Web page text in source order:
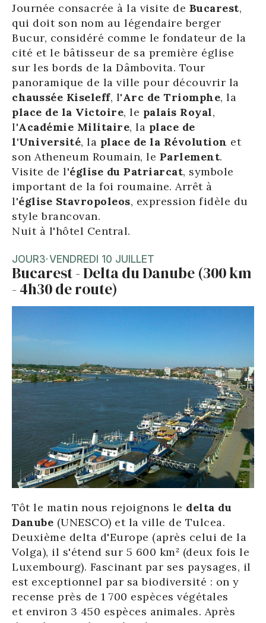
Journée consacrée à la visite de Bucarest,
qui doit son nom au légendaire berger
Bucur, considéré comme le fondateur de la
cité et le bâtisseur de sa première église
sur les bords de la Dâmbovita. Tour
panoramique de la ville pour découvrir la
chaussée Kiseleff, l'Arc de Triomphe, la
place de la Victoire, le palais Royal,
l'Académie Militaire, la place de
l'Université, la place de la Révolution et
son Atheneum Roumain, le Parlement.
Visite de l'église du Patriarcat, symbole
important de la foi roumaine. Arrêt à
l'église Stavropoleos, expression fidèle du
style brancovan.
Nuit à l'hôtel Central.
JOUR3·VENDREDI 10 JUILLET
Bucarest - Delta du Danube (300 km
- 4h30 de route)
Tôt le matin nous rejoignons le delta du
Danube (UNESCO) et la ville de Tulcea.
Deuxième delta d'Europe (après celui de la
Volga), il s'étend sur 5 600 km² (deux fois le
Luxembourg). Fascinant par ses paysages, il
est exceptionnel par sa biodiversité : on y
recense près de 1 700 espèces végétales
et environ 3 450 espèces animales. Après